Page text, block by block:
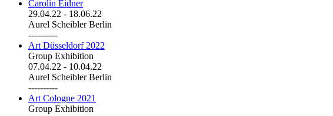
Carolin Eidner
29.04.22 - 18.06.22
Aurel Scheibler Berlin
----------
Art Düsseldorf 2022
Group Exhibition
07.04.22 - 10.04.22
Aurel Scheibler Berlin
----------
Art Cologne 2021
Group Exhibition